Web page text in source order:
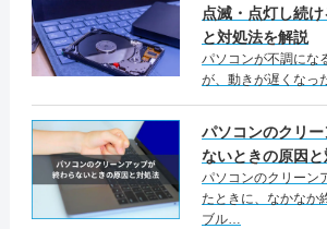
点滅・点灯し続
と対処法を解説
パソコンが不調にな
が、動きが遅くなっ
パソコンのクリ
ないときの原因
パソコンのクリーン
たときに、なかなか
ブル…